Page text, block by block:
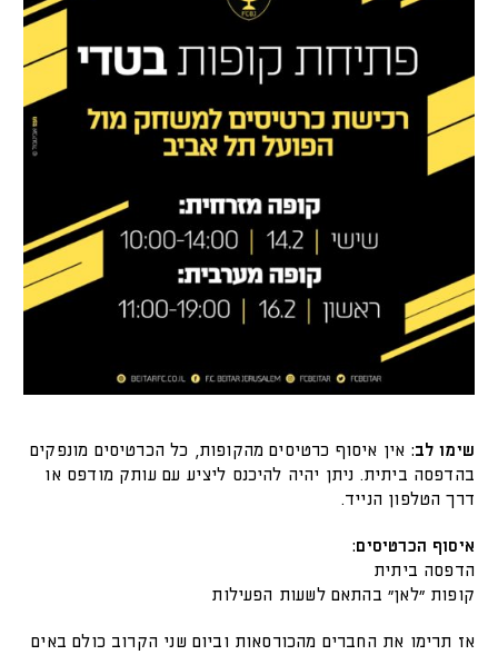
שימו לב: אין איסוף כרטיסים מהקופות, כל הכרטיסים מונפקים
בהדפסה ביתית. ניתן יהיה להיכנס ליציע עם עותק מודפס או
דרך הטלפון הנייד.
איסוף הכרטיסים:
הדפסה ביתית
קופות "לאן" בהתאם לשעות הפעילות
אז תרימו את החברים מהכורסאות וביום שני הקרוב כולם באים